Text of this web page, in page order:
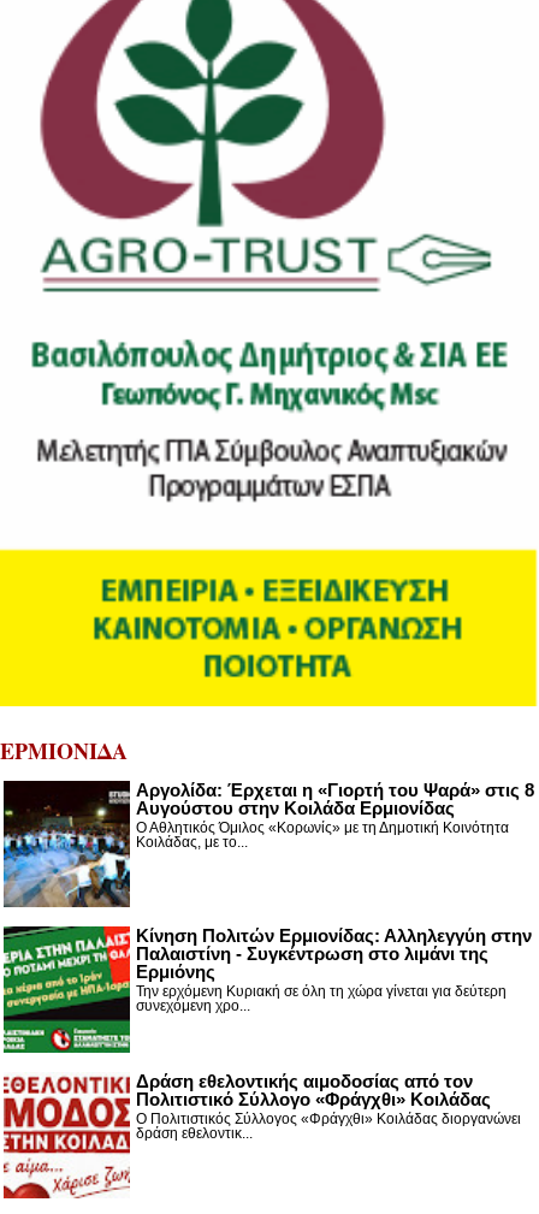
ΕΡΜΙΟΝΙΔΑ
Αργολίδα: Έρχεται η «Γιορτή του Ψαρά» στις 8
Αυγούστου στην Κοιλάδα Ερμιονίδας
Ο Αθλητικός Όμιλος «Κορωνίς» με τη Δημοτική Κοινότητα
Κοιλάδας, με το...
Κίνηση Πολιτών Ερμιονίδας: Αλληλεγγύη στην
Παλαιστίνη - Συγκέντρωση στο λιμάνι της
Ερμιόνης
Την ερχόμενη Κυριακή σε όλη τη χώρα γίνεται για δεύτερη
συνεχόμενη χρο...
Δράση εθελοντικής αιμοδοσίας από τον
Πολιτιστικό Σύλλογο «Φράγχθι» Κοιλάδας
Ο Πολιτιστικός Σύλλογος «Φράγχθι» Κοιλάδας διοργανώνει
δράση εθελοντικ...